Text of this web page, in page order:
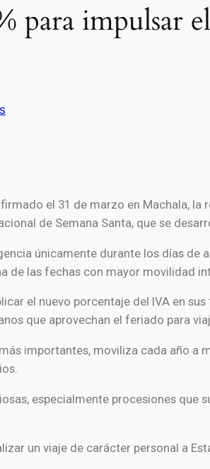
para impulsar
el 31 de marzo en Machala, la
de Semana Santa, que se
únicamente durante los días de
las fechas con mayor movilidad
el nuevo porcentaje del IVA en
que aprovechan el feriado para
importantes, moviliza cada año a
especialmente procesiones que
un viaje de carácter personal a